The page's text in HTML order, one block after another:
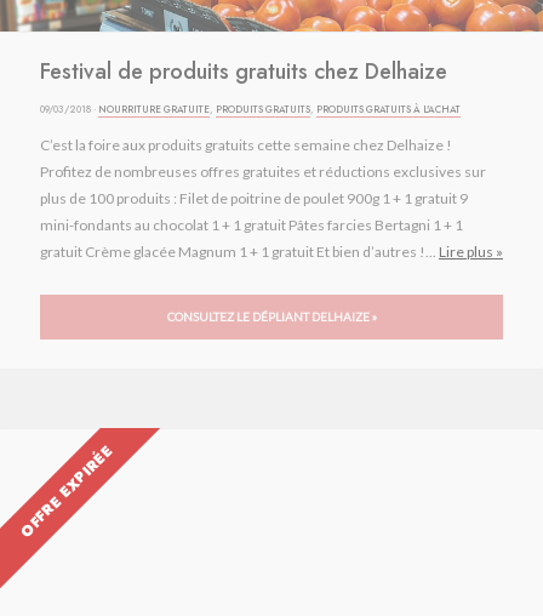
Festival de produits gratuits chez Delhaize
09/03/2018 · NOURRITURE GRATUITE, PRODUITS GRATUITS, PRODUITS GRATUITS À L'ACHAT
C’est la foire aux produits gratuits cette semaine chez Delhaize !
Profitez de nombreuses offres gratuites et réductions exclusives sur
plus de 100 produits : Filet de poitrine de poulet 900g 1 + 1 gratuit 9
mini-fondants au chocolat 1 + 1 gratuit Pâtes farcies Bertagni 1 + 1
gratuit Crème glacée Magnum 1 + 1 gratuit Et bien d’autres !... Lire plus »
CONSULTEZ LE DÉPLIANT DELHAIZE »
OFFRE EXPIRÉE